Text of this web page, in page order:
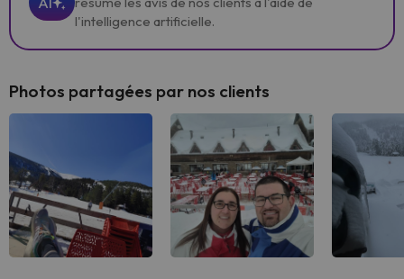
l'intelligence artificielle.
Photos partagées par nos clients